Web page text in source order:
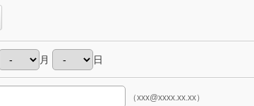
月 日
（xxx@xxxx.xx.xx）